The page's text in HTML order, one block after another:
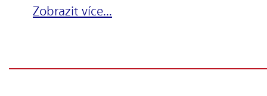
Zobrazit více...